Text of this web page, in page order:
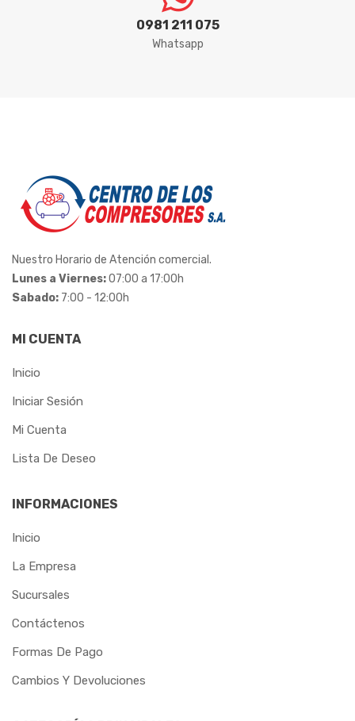
LONAFORTE
LUBEFER
MADEMIL
MAR-GIRIUS
METALCAVA
METALMATRIX
METALPLAN
MGS
MORETZSOHN
MOTOMIL
NORTEFIOS
0981 211 075
Whatsapp
Nuestro Horario de Atención comercial.
Lunes a Viernes:07:00 a 17:00h
Sabado: 7:00 - 12:00h
MI CUENTA
Inicio
Iniciar Sesión
Mi Cuenta
Lista De Deseo
INFORMACIONES
Inicio
La Empresa
Sucursales
Contáctenos
Formas De Pago
Cambios Y Devoluciones